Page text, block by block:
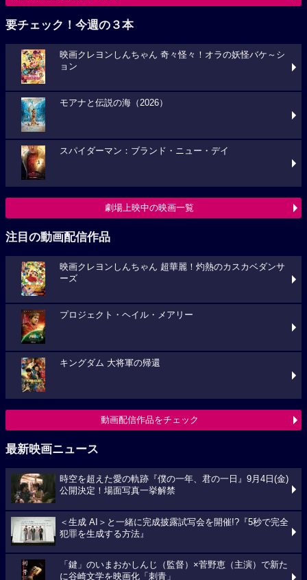
要チェック！今週の３本
映画クレヨンしんちゃん 奇々怪々！オラの妖怪バケ～シ
ョン
モアナと伝説の海（2026）
スパイダーマン：ブランド・ニュー・デイ
劇場上映中の映画一覧
注目の動画配信作品
映画クレヨンしんちゃん 超華麗！灼熱のカスカベダンサ
ーズ
プロジェクト・ヘイル・メアリー
キングダム 大将軍の帰還
動画配信作品をチェック
最新映画ニュース
時空を超えた愛の軌跡『僕の一年、君の一日』9月4日(金)
公開決定！場面写真一挙解禁
＜生成 AI＞と一緒に完成披露試写会を開催!?『5秒で完全
犯罪を生成する方法』
「鍵」のいまおかしんじ（監督）×菅野恵（主演）で新た
に谷崎文学を映画化「刺青」